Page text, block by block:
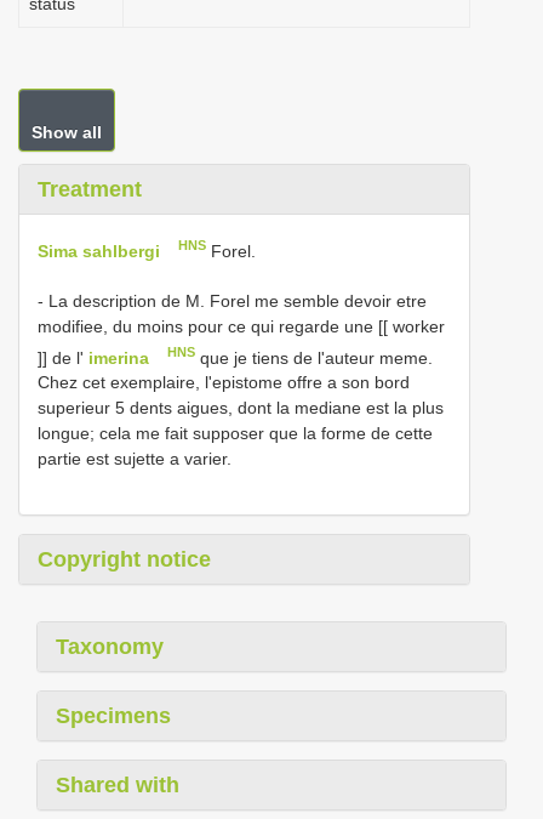
Show all
Treatment
Sima sahlbergi HNS Forel.
- La description de M. Forel me semble devoir etre
modifiee, du moins pour ce qui regarde une [[ worker
]] de l' imerina HNS que je tiens de l'auteur meme.
Chez cet exemplaire, l'epistome offre a son bord
superieur 5 dents aigues, dont la mediane est la plus
longue; cela me fait supposer que la forme de cette
partie est sujette a varier.
Copyright notice
Taxonomy
Specimens
Shared with